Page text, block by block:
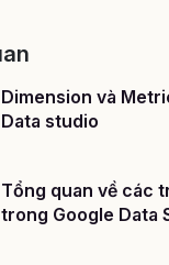
Dimension và
Data studio
Tổng quan về các
trong Google Data